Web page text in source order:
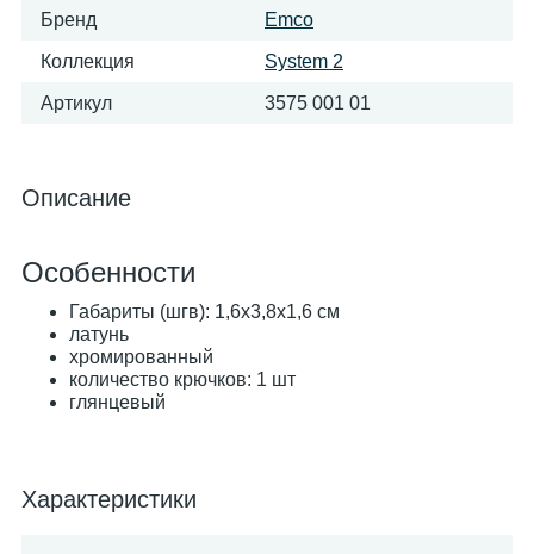
Бренд Emco
Коллекция System 2
Артикул 3575 001 01
Описание
Особенности
Габариты (шгв): 1,6x3,8x1,6 см
латунь
хромированный
количество крючков: 1 шт
глянцевый
Характеристики